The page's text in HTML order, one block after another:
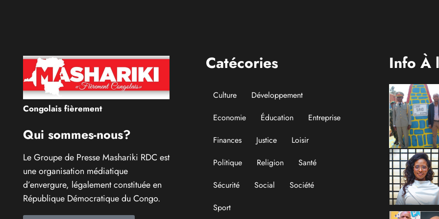
Congolais fièrement
Qui sommes-nous?
Catécories
Culture
Développement
Economie
Éducation
Entreprise
Finances
Info À